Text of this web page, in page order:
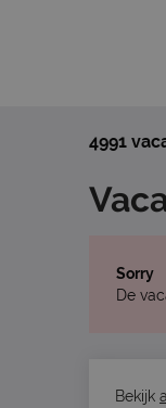
4991
Sorry
De
Bekijk